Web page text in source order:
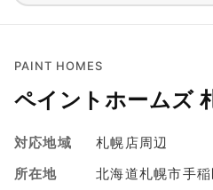
PAINT HOMES
ペイントホームズ
対応地域
札幌店周辺
所在地
北海道札幌市手